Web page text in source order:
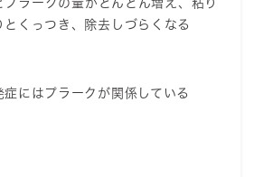
ラークの量がどんどん増え、粘り
くっつき、除去しづらくなる
にはプラークが関係している